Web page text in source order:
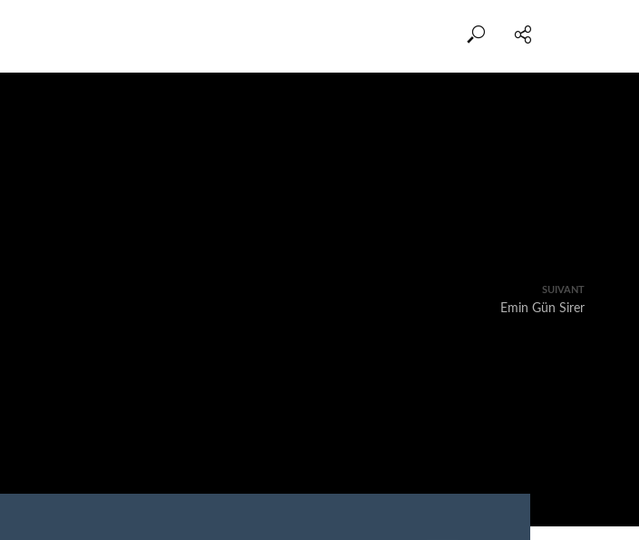
SUIVANT
Emin Gün Sirer